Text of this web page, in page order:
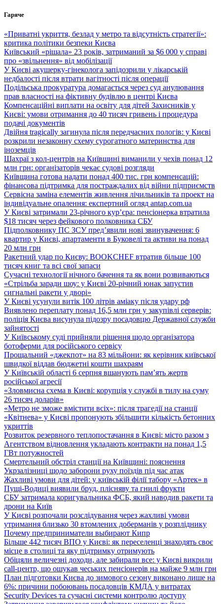
Перейти
вмісту
Гаряче
«Приватні укриття, безлад у метро та відсутність стратегії»:
критика політики безпеки Києва
Київський «рішала» 23 років, затриманий за $6 000 у справі
про «звільнення» від мобілізації
У Києві акушерку-гінеколога запідозрили у лікарській
недбалості після втрати вагітності після операції
Подільська прокуратура домагається через суд анулювання
прав власності на фіктивну будівлю в центрі Києва
Компенсаційні виплати на освіту для дітей Захисників у
Києві: умови отримання до 40 тисяч гривень і процедура
подачі документів
Двійня tragically загинула після передчасних пологів: у Києві
розкрили незаконну схему сурогатного материнства для
іноземців
Шахраї з кол-центрів на Київщині виманили у чехів понад 12
млн грн: організаторів чекає судові розгляди
Київщина готова надати понад 400 тис. грн компенсацій:
фінансова підтримка для постраждалих від війни підприємств
Сервісна заміна елементів живлення лічильників та проект на
індивідуальне опалення: експертний огляд antap.com.ua
У Києві затримали 23-річного кур’єра: пенсіонерка втратила
$18 тисяч через фейкового полковника СБУ
Підполковнику ПС ЗСУ пред’явили нові звинувачення: 6
квартир у Києві, апартаменти в Буковелі та активи на понад
20 млн грн
Ракетний удар по Києву: BOOKCHEF втратив більше 100
тисяч книг та всі свої запаси
Сучасні технології нічного бачення та як вони розвиваються
«Стрільба заради шоу: у Києві 20-річний юнак запустив
сигнальні ракети у дворі»
У Києві усунули витік 100 літрів аміаку після удару рф
Виявлено переплату понад 16,5 млн грн у закупівлі серверів:
поліція Києва висунула підозру посадовцю Державної служби
зайнятості
У Київському суді прийняли рішення щодо організатора
ботоферми для російського сервісу
Прощальний «джекпот» на 83 мільйони: як керівник київської
швидкої віддав бюджетні кошти шахраям
У Київській області 6 серпня вшанують пам’ять жертв
російської агресії
«Зловмисна схема в Києві: корупція у службі в тилу на суму
26 тисяч доларів»
«Метро не зможе вмістити всіх»: після трагедії на станції
«Квітнева» у Києві пропонують збільшити кількість бетонних
укриттів
Розвиток резервного теплопостачання в Києві: місто разом з
Агентством відновлення укладають контракти на понад 1,5
ГВт потужностей
Смертельний обстріл станції на Київщині: пояснення
Укрзалізниці щодо заборони руху поїздів під час атак
Жахливі умови для дітей: у київській філії табору «Артек» в
Пущі-Водиці виявили бруд, плісняву та гнилі фрукти
СБУ затримала коригувальника ФСБ, який наводив ракети та
дрони на Київ
У Києві розпочали розслідування через жахливі умови
утримання близько 30 втомлених доберманів у розпліднику
Почему предприниматели выбирают Кипр
Більше 442 тисяч ВПО у Києві: як переселенці знаходять своє
місце в столиці та яку підтримку отримують
Обіцяли величезні доходи, але забирали все: у Києві викрили
call-центр, що ошукав чеських пенсіонерів на майже 9 млн грн
План підготовки Києва до зимового сезону виконано лише на
6%: причини побоювань посадовців КМДА у витратах
Security Devices та сучасні системи контролю доступу